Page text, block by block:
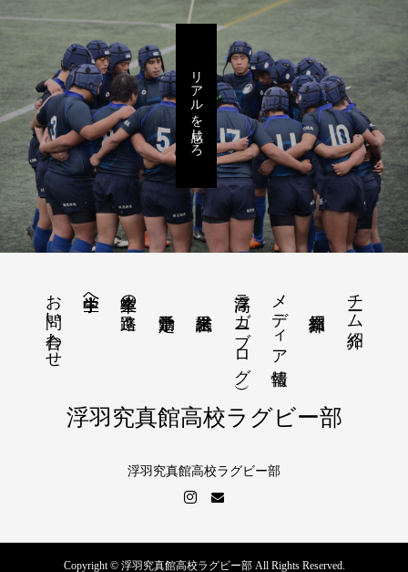
リアルを感じろ
チーム紹介
メディア情報
浮高ラガー（ブログ）
卒業生の進路
中学生へ
お問い合わせ
浮羽究真館高校ラグビー部
浮羽究真館高校ラグビー部
Copyright © 浮羽究真館高校ラグビー部 All Rights Reserved.